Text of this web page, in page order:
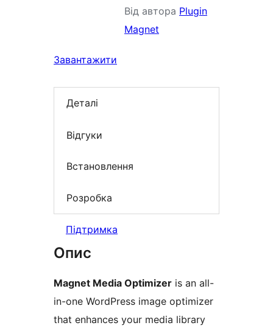
Від автора Plugin
Magnet
Завантажити
Деталі
Відгуки
Встановлення
Розробка
Підтримка
Опис
Magnet Media Optimizer is an all-
in-one WordPress image optimizer
that enhances your media library